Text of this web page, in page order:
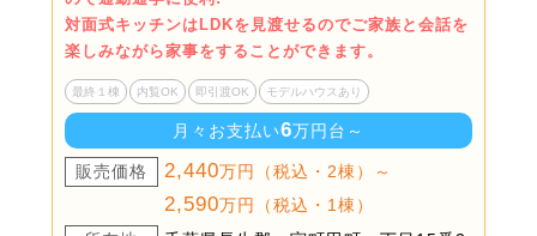
対面式キッチンはLDKを見渡せるのでご家族と会話を
楽しみながら家事をすることができます。
最終１棟 内覧OK 即引渡OK モデルハウスあり
月々お支払い6万円台～
販売価格 2,440万円（税込・2棟）～
2,590万円（税込・1棟）